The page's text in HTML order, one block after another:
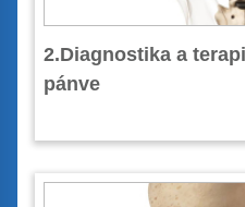
2.Diagnostika a
pánve